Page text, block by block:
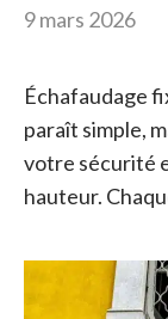
9 mars 2026
Échafaudage
paraît simple,
votre sécurité
hauteur.